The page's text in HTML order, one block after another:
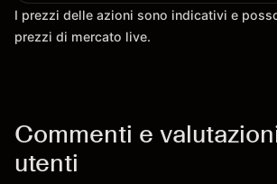
I prezzi delle azioni sono indicativi e
prezzi di mercato live.
Commenti e
utenti